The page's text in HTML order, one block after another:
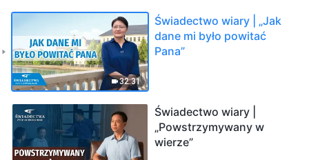
32:31
Świadectwo wiary | „Jak
dane mi było powitać
Pana”
Świadectwo wiary |
„Powstrzymywany w
wierze”